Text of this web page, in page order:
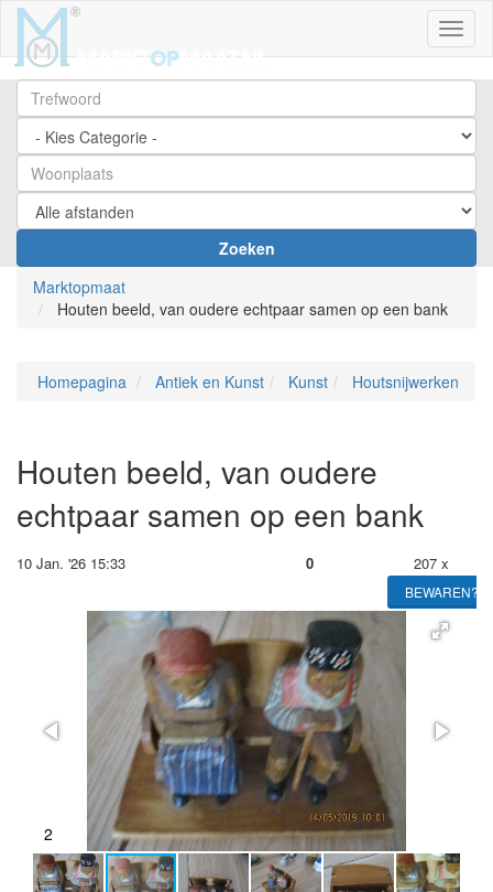
Zoeken
Marktopmaat
Houten beeld, van oudere echtpaar samen op een bank
Homepagina Antiek en Kunst Kunst Houtsnijwerken
Houten beeld, van oudere
echtpaar samen op een bank
10 Jan. '26 15:33 0 207 x
BEWAREN?
2